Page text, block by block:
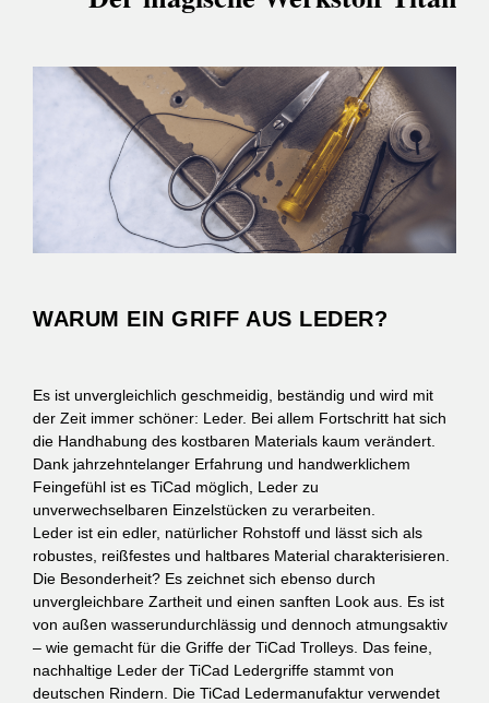
WARUM EIN GRIFF AUS LEDER?
Es ist unvergleichlich geschmeidig, beständig und wird mit
der Zeit immer schöner: Leder. Bei allem Fortschritt hat sich
die Handhabung des kostbaren Materials kaum verändert.
Dank jahrzehntelanger Erfahrung und handwerklichem
Feingefühl ist es TiCad möglich, Leder zu
unverwechselbaren Einzelstücken zu verarbeiten.
Leder ist ein edler, natürlicher Rohstoff und lässt sich als
robustes, reißfestes und haltbares Material charakterisieren.
Die Besonderheit? Es zeichnet sich ebenso durch
unvergleichbare Zartheit und einen sanften Look aus. Es ist
von außen wasserundurchlässig und dennoch atmungsaktiv
– wie gemacht für die Griffe der TiCad Trolleys. Das feine,
nachhaltige Leder der TiCad Ledergriffe stammt von
deutschen Rindern. Die TiCad Ledermanufaktur verwendet